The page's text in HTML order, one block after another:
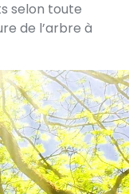
selon toute
de l’arbre à